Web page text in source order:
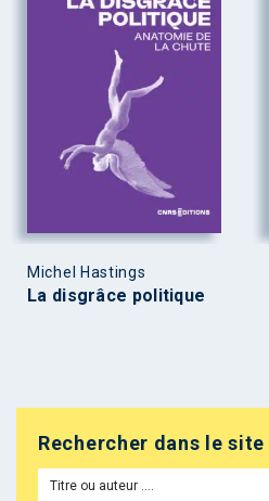
Michel Hastings
La disgrâce politique
Rechercher dans le site